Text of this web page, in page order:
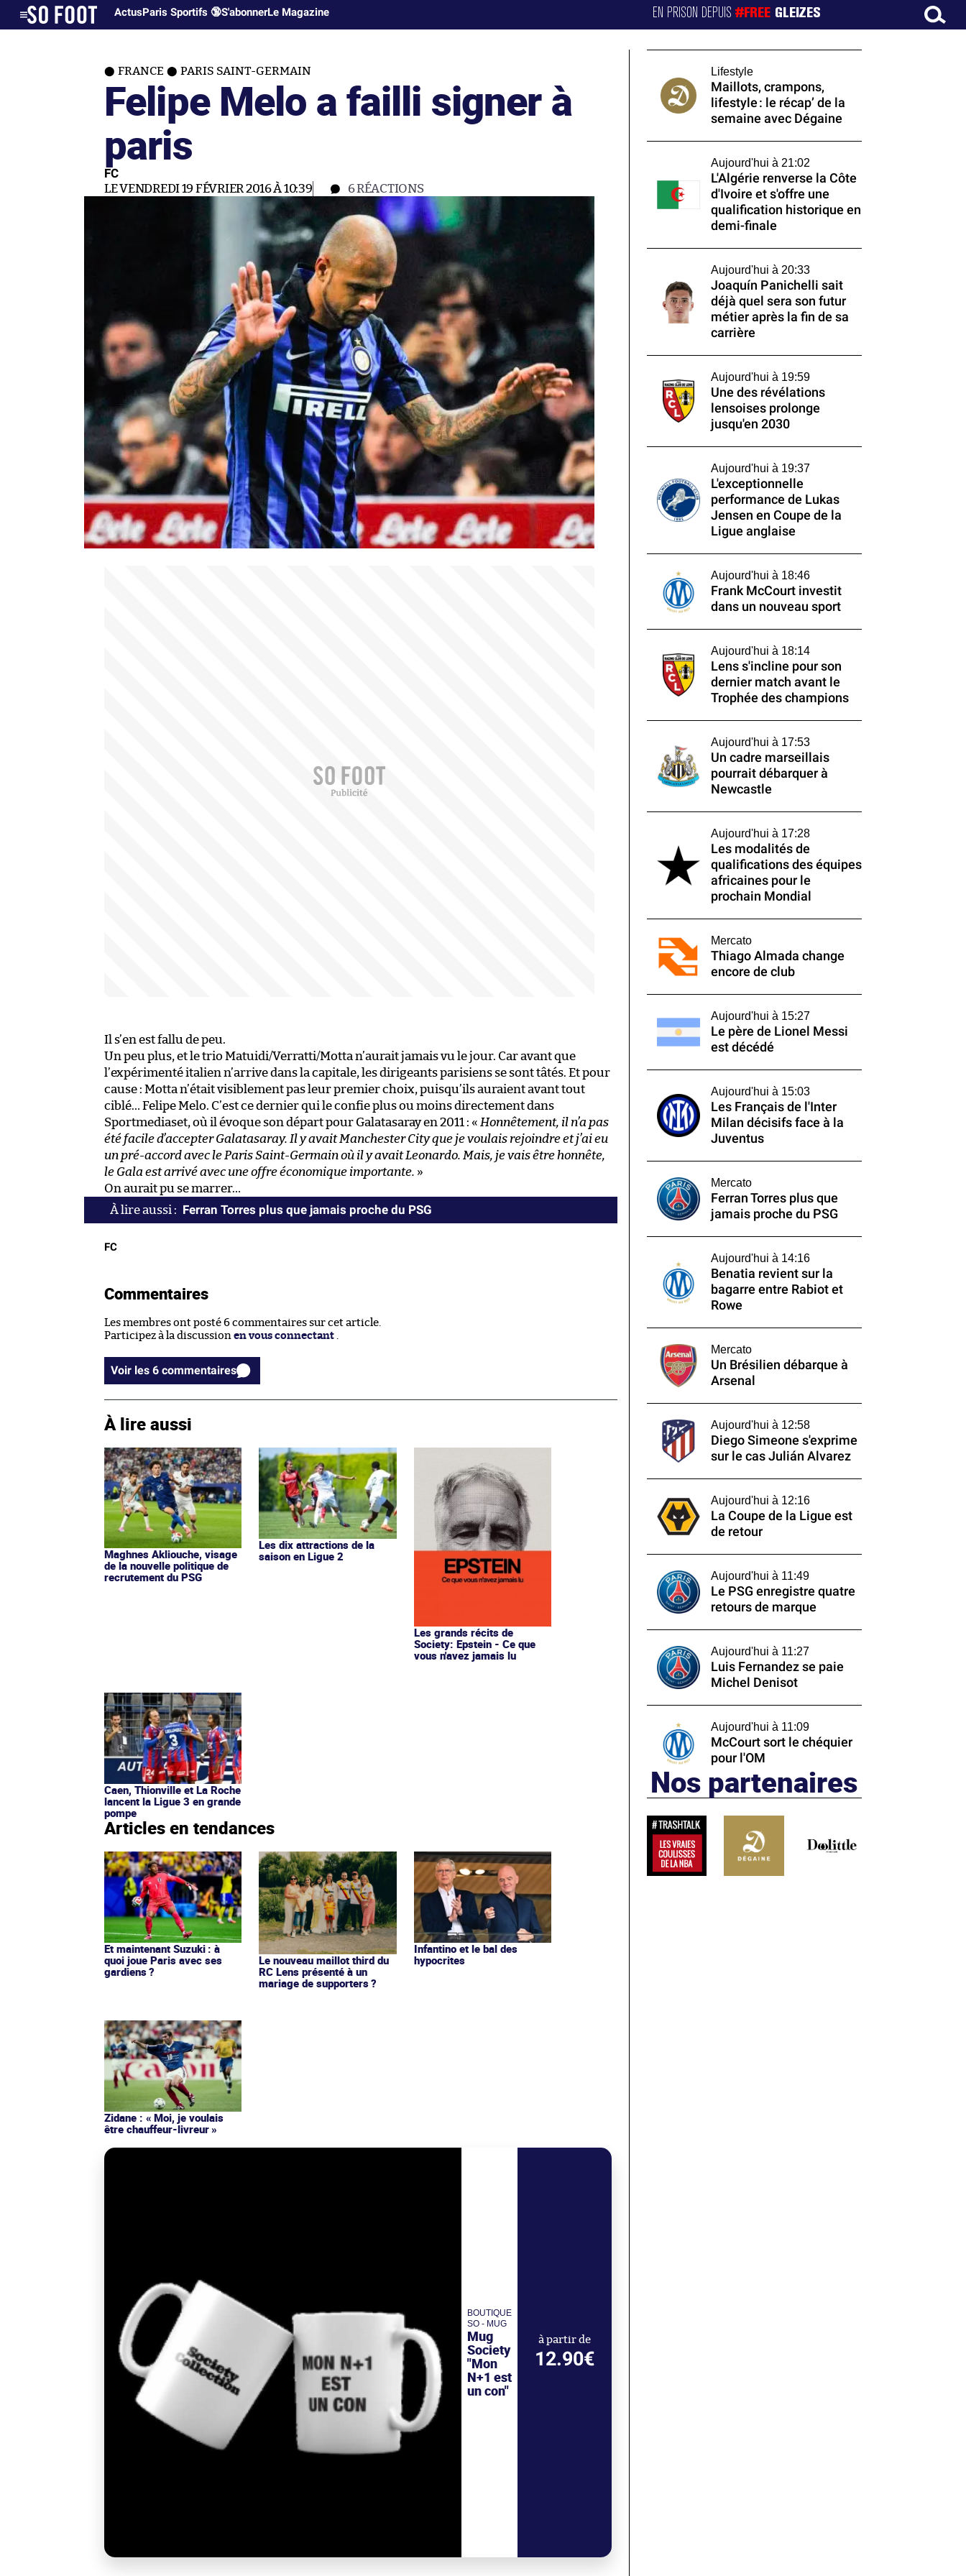
ActusParis Sportifs 🔞S'abonnerLe Magazine EN PRISON DEPUIS#FREE GLEIZES
FRANCE PARIS SAINT-GERMAIN
Felipe Melo a failli signer à
paris
FC
LE VENDREDI 19 FÉVRIER 2016 À 10:39 6RÉACTIONS
Il s’en est fallu de peu.
Un peu plus, et le trio Matuidi/Verratti/Motta n’aurait jamais vu le jour. Car avant que
l’expérimenté italien n’arrive dans la capitale, les dirigeants parisiens se sont tâtés. Et pour
cause : Motta n’était visiblement pas leur premier choix, puisqu’ils auraient avant tout
ciblé… Felipe Melo. C’est ce dernier qui le confie plus ou moins directement dans
Sportmediaset, où il évoque son départ pour Galatasaray en 2011 : « Honnêtement, il n’a pas
été facile d’accepter Galatasaray. Il y avait Manchester City que je voulais rejoindre et j’ai eu
un pré-accord avec le Paris Saint-Germain où il y avait Leonardo. Mais, je vais être honnête,
le Gala est arrivé avec une offre économique importante. »
On aurait pu se marrer…
Ferran Torres plus que jamais proche du PSG
FC
Commentaires
Les membres ont posté 6 commentaires sur cet article.
Participez à la discussion en vous connectant .
Voir les 6 commentaires
À lire aussi
Maghnes Akliouche, visage
de la nouvelle politique de
recrutement du PSG
Les dix attractions de la
saison en Ligue 2
Les grands récits de
Society: Epstein - Ce que
vous n'avez jamais lu
Caen, Thionville et La Roche
lancent la Ligue 3 en grande
pompe
Articles en tendances
Et maintenant Suzuki : à
quoi joue Paris avec ses
gardiens ?
Le nouveau maillot third du
RC Lens présenté à un
mariage de supporters ?
Infantino et le bal des
hypocrites
Zidane : « Moi, je voulais
être chauffeur-livreur »
BOUTIQUE
SO - MUG
Mug
Society
"Mon
N+1 est
un con"
à partir de
12.90€
Lifestyle
Maillots, crampons,
lifestyle : le récap’ de la
semaine avec Dégaine
Aujourd'hui à 21:02
L'Algérie renverse la Côte
d'Ivoire et s'offre une
qualification historique en
demi-finale
Aujourd'hui à 20:33
Joaquín Panichelli sait
déjà quel sera son futur
métier après la fin de sa
carrière
Aujourd'hui à 19:59
Une des révélations
lensoises prolonge
jusqu'en 2030
Aujourd'hui à 19:37
L'exceptionnelle
performance de Lukas
Jensen en Coupe de la
Ligue anglaise
Aujourd'hui à 18:46
Frank McCourt investit
dans un nouveau sport
Aujourd'hui à 18:14
Lens s'incline pour son
dernier match avant le
Trophée des champions
Aujourd'hui à 17:53
Un cadre marseillais
pourrait débarquer à
Newcastle
Aujourd'hui à 17:28
Les modalités de
qualifications des équipes
africaines pour le
prochain Mondial
Mercato
Thiago Almada change
encore de club
Aujourd'hui à 15:27
Le père de Lionel Messi
est décédé
Aujourd'hui à 15:03
Les Français de l'Inter
Milan décisifs face à la
Juventus
Mercato
Ferran Torres plus que
jamais proche du PSG
Aujourd'hui à 14:16
Benatia revient sur la
bagarre entre Rabiot et
Rowe
Mercato
Un Brésilien débarque à
Arsenal
Aujourd'hui à 12:58
Diego Simeone s'exprime
sur le cas Julián Alvarez
Aujourd'hui à 12:16
La Coupe de la Ligue est
de retour
Aujourd'hui à 11:49
Le PSG enregistre quatre
retours de marque
Aujourd'hui à 11:27
Luis Fernandez se paie
Michel Denisot
Aujourd'hui à 11:09
McCourt sort le chéquier
pour l'OM
Nos partenaires